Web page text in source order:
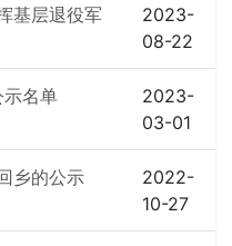
基层退役军
2023-
08-22
名单
2023-
03-01
乡的公示
2022-
10-27